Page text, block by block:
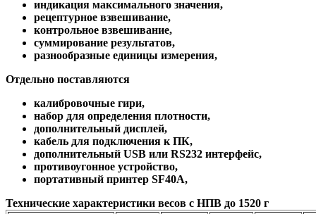
индикация максимального значения,
рецептурное взвешивание,
контрольное взвешивание,
суммирование результатов,
разнообразные единицы измерения,
Отдельно поставляются
калибровочные гири,
набор для определения плотности,
дополнительный дисплей,
кабель для подключения к ПК,
дополнительный USB или RS232 интерфейс,
противоугонное устройство,
портативный принтер SF40A,
Технические характеристики весов с НПВ до 1520 г